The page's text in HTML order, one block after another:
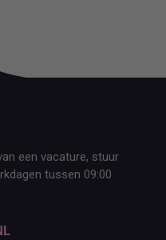
een vacature, stuur
tussen 09:00